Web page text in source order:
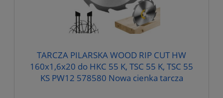
TARCZA PILARSKA WOOD RIP CUT HW
160x1,6x20 do HKC 55 K, TSC 55 K, TSC 55
KS PW12 578580 Nowa cienka tarcza